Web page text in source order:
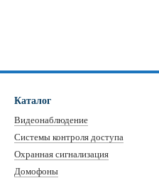
Каталог
Видеонаблюдение
Системы контроля доступа
Охранная сигнализация
Домофоны